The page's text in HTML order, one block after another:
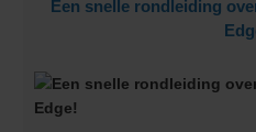
Een snelle rondleiding